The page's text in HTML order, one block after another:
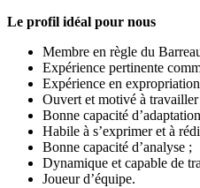
Le profil idéal pour nous
Membre en règle du
Expérience pertinente
Expérience en
Ouvert et motivé à
Bonne capacité
Habile à s’exprimer et à
Bonne capacité d’analyse ;
Dynamique et capable de
Joueur d’équipe.